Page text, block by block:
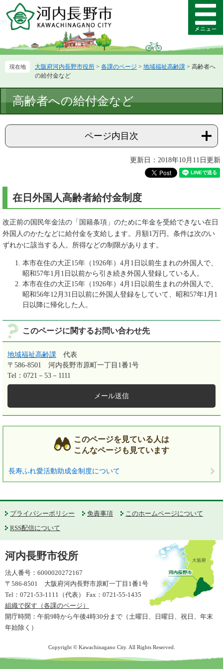
ー
先
ニ
を
て
メ
ニ
ー
大阪府河内長野市役所 > 各課のページ > 地域福祉高齢課 > 高齢者へ
の給付金など
文
高齢者への給付金など
ページ内目次
更新日：2018年10月11日更新
在日外国人高齢者給付金制度
改正前の国民年金法の「国籍条項」のために年金を受給できない在日
外国人のかたなどに給付金を支給します。月額1万円。条件は次のい
ずれかに該当する人。所得などの制限があります。
本市在住の大正15年（1926年）4月1日以前生まれの外国人で、
昭和57年1月1日以前から引き続き外国人登録している人。
本市在住の大正15年（1926年）4月1日以前生まれの外国人で、
昭和56年12月31日以前に外国人登録をしていて、昭和57年1月1
日以降に帰化した人。
このページに関するお問い合わせ先
地域福祉高齢課
代表
〒586-8501
河内長野市原町一丁目1番1号
Tel：0721－53－1111
メール送信
このページを見ている人は
こんなページも見ています
長寿ふれ愛活動助成金制度について
プライバシーポリシー 免責事項
このホームページについて
RSS配信について
河内長野市役所
法人番号：6000020272167
〒586-8501 大阪府河内長野市原町一丁目1番1号
Tel：0721-53-1111（代表） Fax：0721-55-1435
組織で探す（各課のページ）
開庁時間：午前9時から午後4時30分まで（土曜日、日曜日、祝日、年末
年始除く）
Copyright © Kawachinagano City. All Rights Reserved.